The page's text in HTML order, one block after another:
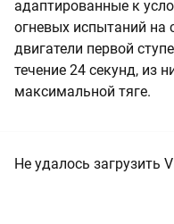
адаптированные к
огневых испытаний на
двигатели первой
течение 24 секунд, из
максимальной тяге.
Не удалось загрузить